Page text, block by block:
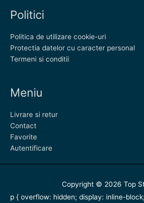
Politici
Politica de utilizare cookie-uri
Protectia datelor cu caracter personal
Termeni si conditii
Meniu
Livrare si retur
Contact
Favorite
Autentificare
Copyright © 2026 Top
p { overflow: hidden; display: inline-